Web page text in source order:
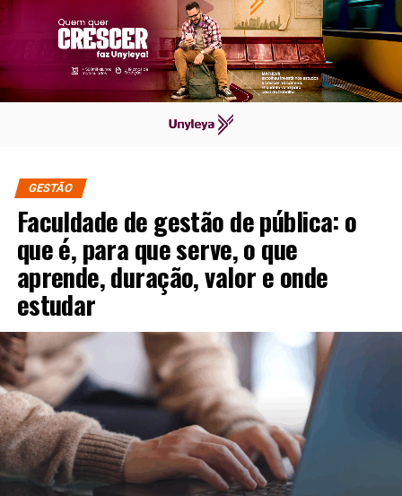
GESTÃO
Faculdade de gestão de pública: o
que é, para que serve, o que
aprende, duração, valor e onde
estudar